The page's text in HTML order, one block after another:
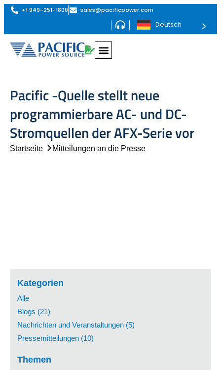
+1 949-251-1800 sales@pacificpower.com
Deutsch
Pacific -Quelle stellt neue
programmierbare AC- und DC-
Stromquellen der AFX-Serie vor
Startseite Mitteilungen an die Presse
Kategorien
Alle
Blogs (21)
Nachrichten und Veranstaltungen (5)
Pressemitteilungen (10)
Themen